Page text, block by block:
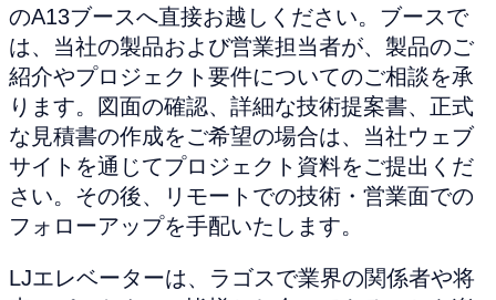
のA13ブースへ直接お越しください。ブースで
は、当社の製品および営業担当者が、製品のご
紹介やプロジェクト要件についてのご相談を承
ります。図面の確認、詳細な技術提案書、正式
な見積書の作成をご希望の場合は、当社ウェブ
サイトを通じてプロジェクト資料をご提出くだ
さい。その後、リモートでの技術・営業面での
フォローアップを手配いたします。
LJエレベーターは、ラゴスで業界の関係者や将